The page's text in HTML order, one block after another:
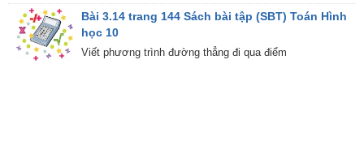
Bài 3.14 trang 144 Sách bài tập (SBT) Toán Hình
học 10
Viết phương trình đường thẳng đi qua điểm